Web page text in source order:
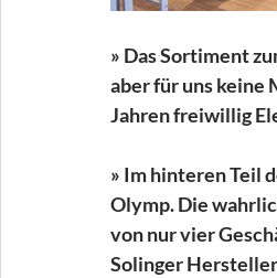
» Das Sortiment
aber für uns keine
Jahren freiwillig
» Im hinteren Teil
Olymp. Die
von nur vier
Solinger